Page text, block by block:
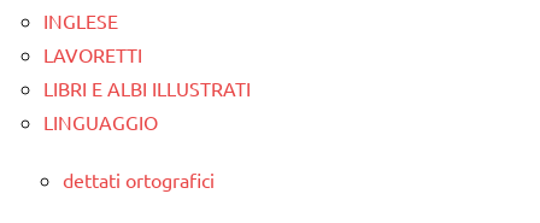
INGLESE
LAVORETTI
LIBRI E ALBI ILLUSTRATI
LINGUAGGIO
dettati ortografici